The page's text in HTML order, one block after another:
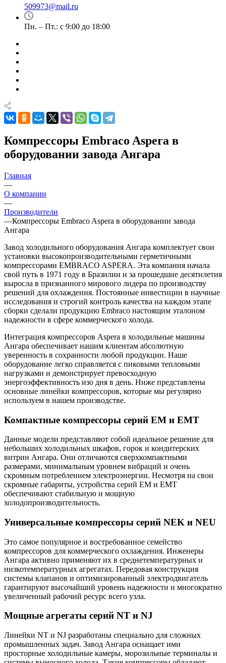
509973@mail.ru
Пн. – Пт.: с 9:00 до 18:00
Компрессоры Embraco Aspera в
оборудовании завода Ангара
Главная
—
О компании
—
Производители
—Компрессоры Embraco Aspera в оборудовании завода
Ангара
Завод холодильного оборудования Ангара комплектует свои
установки высокопроизводительными герметичными
компрессорами EMBRACO ASPERA. Эта компания начала
свой путь в 1971 году в Бразилии и за прошедшие десятилетия
выросла в признанного мирового лидера по производству
решений для охлаждения. Постоянные инвестиции в научные
исследования и строгий контроль качества на каждом этапе
сборки сделали продукцию Embraco настоящим эталоном
надежности в сфере коммерческого холода.
Интеграция компрессоров Aspera в холодильные машины
Ангара обеспечивает нашим клиентам абсолютную
уверенность в сохранности любой продукции. Наше
оборудование легко справляется с пиковыми тепловыми
нагрузками и демонстрирует превосходную
энергоэффективность изо дня в день. Ниже представлены
основные линейки компрессоров, которые мы регулярно
используем в нашем производстве.
Компактные компрессоры серий EM и EMT
Данные модели представляют собой идеальное решение для
небольших холодильных шкафов, горок и кондитерских
витрин Ангара. Они отличаются сверхкомпактными
размерами, минимальным уровнем вибраций и очень
скромным потреблением электроэнергии. Несмотря на свои
скромные габариты, устройства серий EM и EMT
обеспечивают стабильную и мощную
холодопроизводительность.
Универсальные компрессоры серий NEK и NEU
Это самое популярное и востребованное семейство
компрессоров для коммерческого охлаждения. Инженеры
Ангара активно применяют их в среднетемпературных и
низкотемпературных агрегатах. Передовая конструкция
системы клапанов и оптимизированный электродвигатель
гарантируют высочайший уровень надежности и многократно
увеличенный рабочий ресурс всего узла.
Мощные агрегаты серий NT и NJ
Линейки NT и NJ разработаны специально для сложных
промышленных задач. Завод Ангара оснащает ими
просторные холодильные камеры, морозильные терминалы и